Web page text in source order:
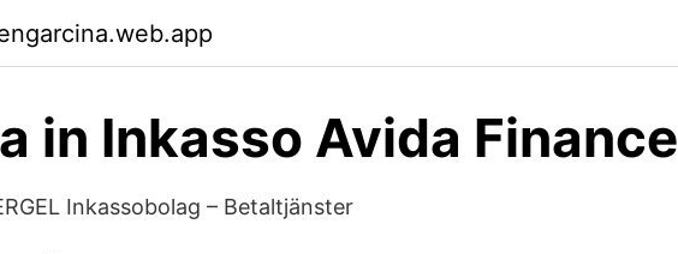
in Inkasso Avida Finance
Inkassobolag – Betaltjänster